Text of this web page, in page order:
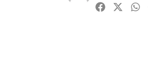
Facebook
Twitter